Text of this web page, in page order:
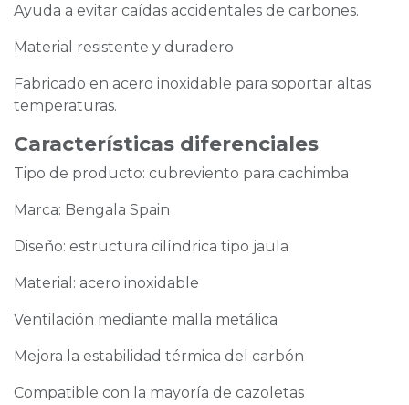
Ayuda a evitar caídas accidentales de carbones.
Material resistente y duradero
Fabricado en acero inoxidable para soportar altas
temperaturas.
Características diferenciales
Tipo de producto: cubreviento para cachimba
Marca: Bengala Spain
Diseño: estructura cilíndrica tipo jaula
Material: acero inoxidable
Ventilación mediante malla metálica
Mejora la estabilidad térmica del carbón
Compatible con la mayoría de cazoletas